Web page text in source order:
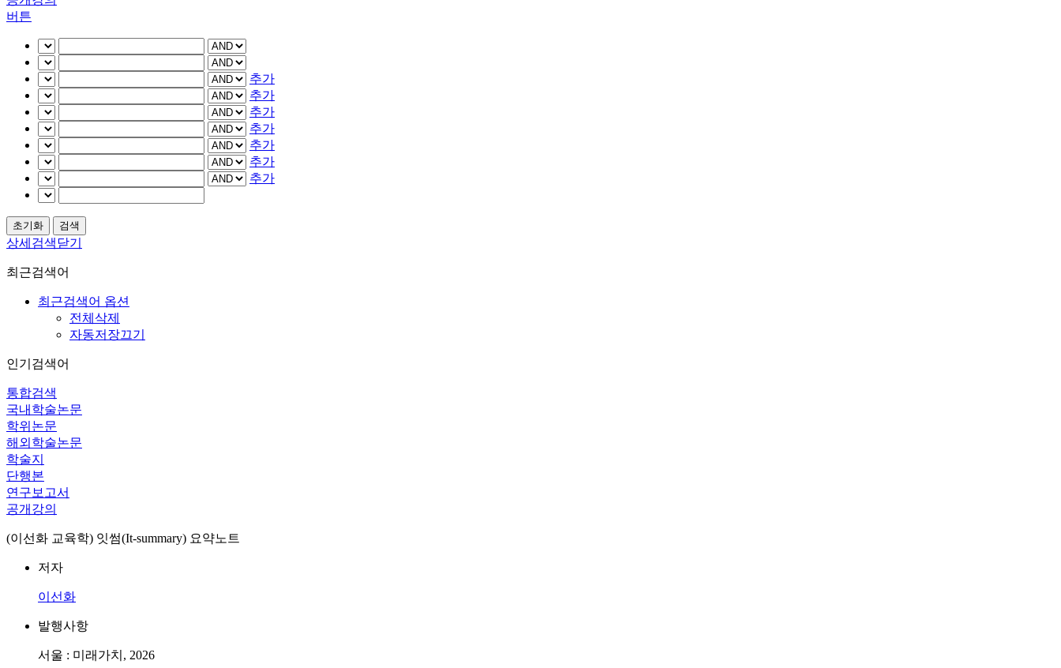
버튼
추가
추가
추가
추가
추가
추가
추가
상세검색닫기
최근검색어
최근검색어 옵션
전체삭제
자동저장끄기
인기검색어
통합검색
국내학술논문
학위논문
해외학술논문
학술지
단행본
연구보고서
공개강의
(이선화 교육학) 잇썸(It-summary) 요약노트
저자
이선화
발행사항
서울 : 미래가치, 2026